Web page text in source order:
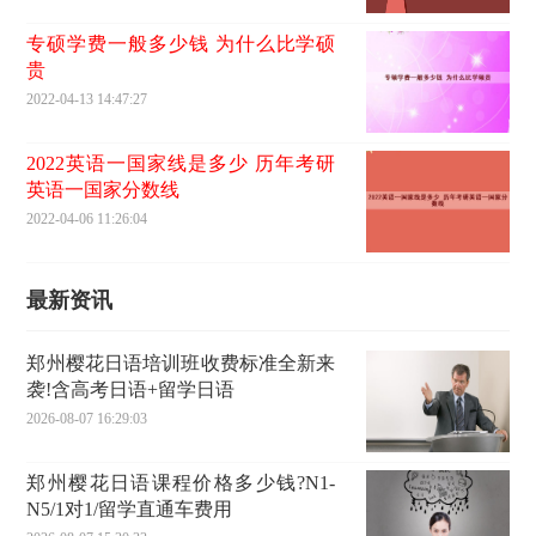
专硕学费一般多少钱 为什么比学硕
贵
2022-04-13 14:47:27
2022英语一国家线是多少 历年考研
英语一国家分数线
2022-04-06 11:26:04
最新资讯
郑州樱花日语培训班收费标准全新来
袭!含高考日语+留学日语
2026-08-07 16:29:03
郑州樱花日语课程价格多少钱?N1-
N5/1对1/留学直通车费用